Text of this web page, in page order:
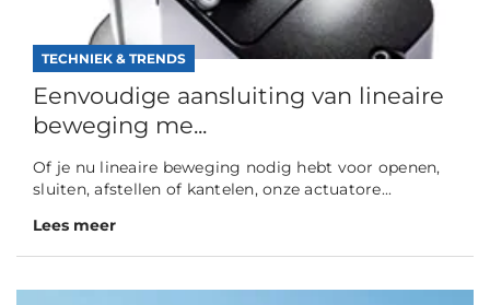
TECHNIEK & TRENDS
Eenvoudige aansluiting van lineaire
beweging me...
Of je nu lineaire beweging nodig hebt voor openen,
sluiten, afstellen of kantelen, onze actuatore...
Lees meer